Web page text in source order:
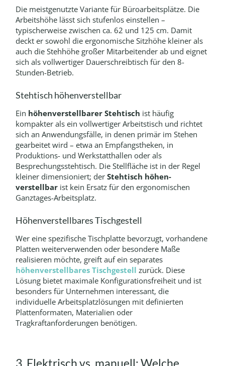
Die meistgenutzte Variante für Büroarbeitsplätze. Die
Arbeitshöhe lässt sich stufenlos einstellen –
typischerweise zwischen ca. 62 und 125 cm. Damit
deckt er sowohl die ergonomische Sitzhöhe kleiner als
auch die Stehhöhe großer Mitarbeitender ab und eignet
sich als vollwertiger Dauerschreibtisch für den 8-
Stunden-Betrieb.
Stehtisch höhenverstellbar
Ein höhenverstellbarer Stehtisch ist häufig
kompakter als ein vollwertiger Arbeitstisch und richtet
sich an Anwendungsfälle, in denen primär im Stehen
gearbeitet wird – etwa an Empfangstheken, in
Produktions- und Werkstatthallen oder als
Besprechungsstehtisch. Die Stellfläche ist in der Regel
kleiner dimensioniert; derSteh­tisch höhen­
verstellbar ist kein Ersatz für den ergonomischen
Ganztages-Arbeitsplatz.
Höhenverstellbares Tischgestell
Wer eine spezifische Tischplatte bevorzugt, vorhandene
Platten weiterverwenden oder besondere Maße
realisieren möchte, greift auf ein separates
höhenverstellbares Tischgestell zurück. Diese
Lösung bietet maximale Konfigurationsfreiheit und ist
besonders für Unternehmen interessant, die
individuelle Arbeitsplatzlösungen mit definierten
Plattenformaten, Materialien oder
Tragkraftanforderungen benötigen.
3. Elektrisch vs. manuell: Welche